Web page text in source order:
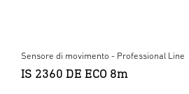
Sensore di movimento - Professional Line
IS 2360 DE ECO 8m